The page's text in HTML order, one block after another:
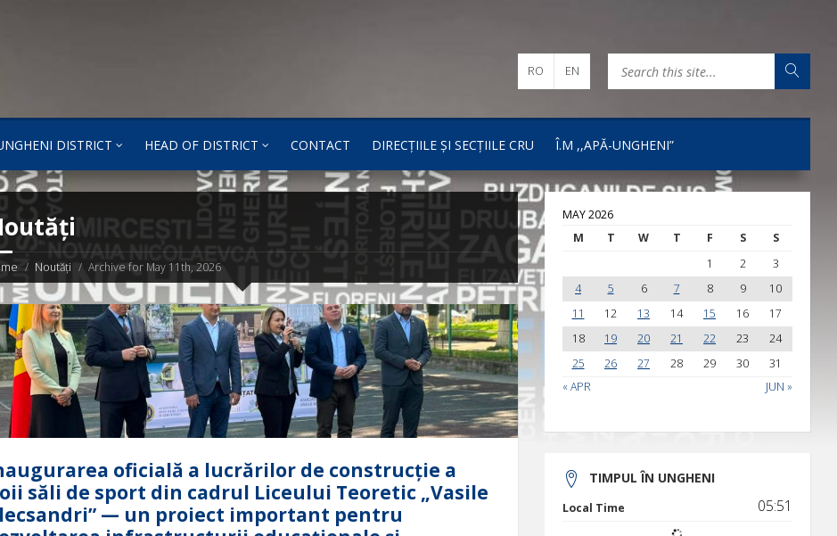
DISTRICT HEAD OF DISTRICT CONTACT DIRECȚIILE ȘI SECȚIILE CRU Î.M ,,APĂ-UNGHENI”
RO EN
Noutăți Archive for May 11th, 2026
oficială a lucrărilor de construcție a
săli de sport din cadrul Liceului Teoretic „Vasile
— un proiect important pentru
MAY 2026
M
T W T F S S
« APR JUN »
1 2
3
4
5 6 7 8 9
10
11
12 13 14 15 16
17
18
19 20 21 22 23
24
25
26 27 28 29 30 31
TIMPUL ÎN UNGHENI
Local Time 05:51